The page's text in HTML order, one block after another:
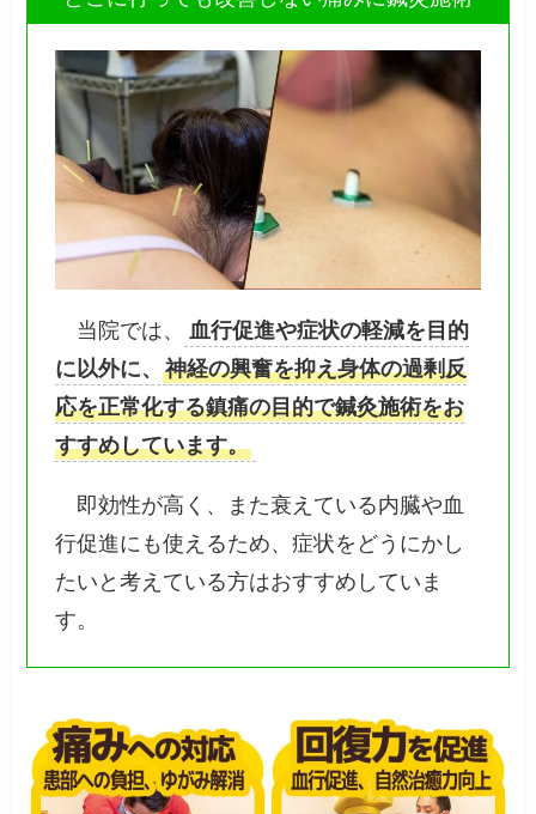
当院では、
血行促進や症状の軽減を目的
に以外に、 神経の興奮を抑え身体の過剰反
応を正常化する鎮痛の目的で鍼灸施術をお
すすめしています。
即効性が高く、また衰えている内臓や血
行促進にも使えるため、症状をどうにかし
たいと考えている方はおすすめしていま
す。